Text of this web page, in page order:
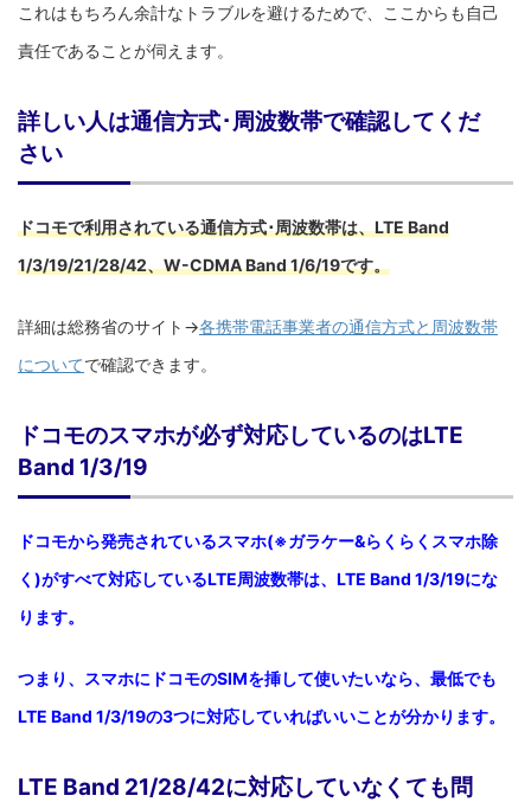
これはもちろん余計なトラブルを避けるためで、ここからも自己
責任であることが伺えます。
詳しい人は通信方式･周波数帯で確認してくだ
さい
ドコモで利用されている通信方式･周波数帯は、LTE Band
1/3/19/21/28/42、W-CDMA Band 1/6/19です。
詳細は総務省のサイト→各携帯電話事業者の通信方式と周波数帯
についてで確認できます。
ドコモのスマホが必ず対応しているのはLTE
Band 1/3/19
ドコモから発売されているスマホ(※ガラケー&らくらくスマホ除
く)がすべて対応しているLTE周波数帯は、LTE Band 1/3/19にな
ります。
つまり、スマホにドコモのSIMを挿して使いたいなら、最低でも
LTE Band 1/3/19の3つに対応していればいいことが分かります。
LTE Band 21/28/42に対応していなくても問